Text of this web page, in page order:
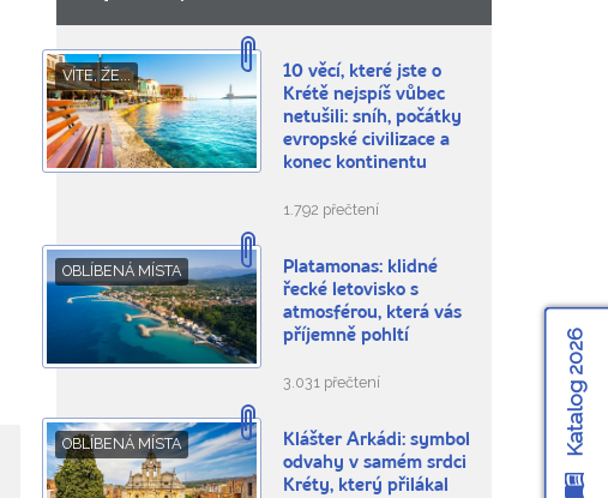
VÍTE, ŽE...
10 věcí, které jste o
Krétě nejspíš vůbec
netušili: sníh, počátky
evropské civilizace a
konec kontinentu
1.792 přečtení
OBLÍBENÁ MÍSTA
Platamonas: klidné
řecké letovisko s
atmosférou, která vás
příjemně pohltí
3.031 přečtení
OBLÍBENÁ MÍSTA
Klášter Arkádi: symbol
odvahy v samém srdci
Kréty, který přilákal
Katalog 2026